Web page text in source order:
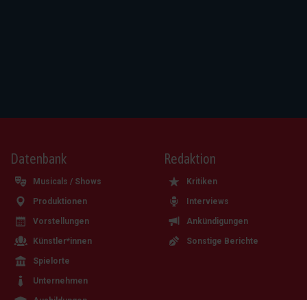
Datenbank
Musicals / Shows
Produktionen
Vorstellungen
Künstler*innen
Spielorte
Unternehmen
Redaktion
Kritiken
Interviews
Ankündigungen
Sonstige Berichte